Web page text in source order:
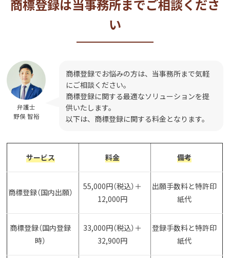
商標登録は当事務所までご相談くださ
い
弁護士
野俣 智裕
商標登録でお悩みの方は、当事務所まで気軽
にご相談ください。
商標登録に関する最適なソリューションを提
供いたします。
以下は、商標登録に関する料金となります。
サービス 料金 備考
商標登録（国内出願）
55,000円（税込）＋
12,000円
出願手数料と特許印
紙代
商標登録（国内登録
時）
33,000円（税込）＋
32,900円
登録手数料と特許印
紙代